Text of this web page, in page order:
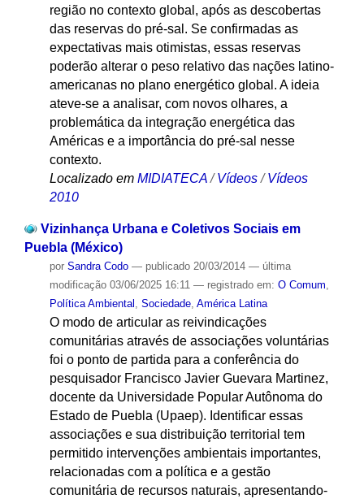
região no contexto global, após as descobertas
das reservas do pré-sal. Se confirmadas as
expectativas mais otimistas, essas reservas
poderão alterar o peso relativo das nações latino-
americanas no plano energético global. A ideia
ateve-se a analisar, com novos olhares, a
problemática da integração energética das
Américas e a importância do pré-sal nesse
contexto.
Localizado em MIDIATECA /Vídeos /Vídeos
2010
Vizinhança Urbana e Coletivos Sociais em
Puebla (México)
por Sandra Codo — publicado20/03/2014 — última
modificação03/06/2025 16:11 — registrado em: O Comum
Política Ambiental
Sociedade, América Latina
O modo de articular as reivindicações
comunitárias através de associações voluntárias
foi o ponto de partida para a conferência do
pesquisador Francisco Javier Guevara Martinez,
docente da Universidade Popular Autônoma do
Estado de Puebla (Upaep). Identificar essas
associações e sua distribuição territorial tem
permitido intervenções ambientais importantes,
relacionadas com a política e a gestão
comunitária de recursos naturais, apresentando-